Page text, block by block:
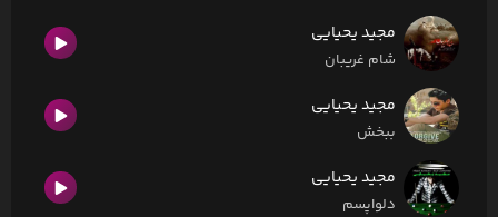
مجید یحیایی
شام غریبان
مجید یحیایی
ببخش
مجید یحیایی
دلواپسم